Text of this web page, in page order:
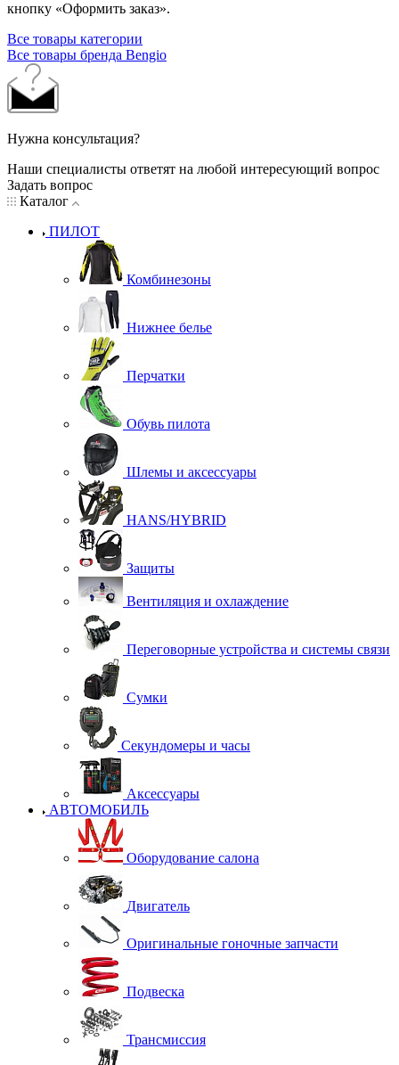
кнопку «Оформить заказ».
Все товары категории
Все товары бренда Bengio
Нужна консультация?
Наши специалисты ответят на любой интересующий вопрос
Задать вопрос
Каталог
ПИЛОТ
Комбинезоны
Нижнее белье
Перчатки
Обувь пилота
Шлемы и аксессуары
HANS/HYBRID
Защиты
Вентиляция и охлаждение
Переговорные устройства и системы связи
Сумки
Секундомеры и часы
Аксессуары
АВТОМОБИЛЬ
Оборудование салона
Двигатель
Оригинальные гоночные запчасти
Подвеска
Трансмиссия